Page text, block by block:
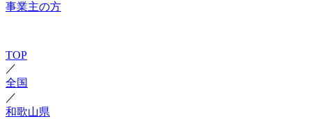
事業主の方
TOP
／
全国
／
和歌山県